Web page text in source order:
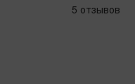
5 отзывов